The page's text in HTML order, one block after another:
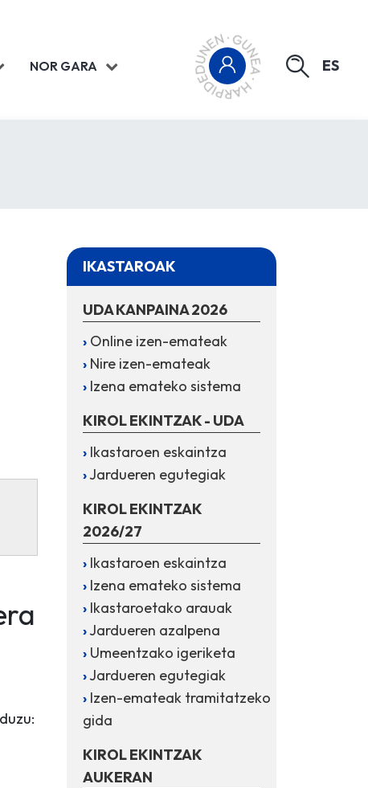
NOR GARA ES
IKASTAROAK
UDA KANPAINA 2026
Online izen-emateak
Nire izen-emateak
Izena emateko sistema
KIROL EKINTZAK - UDA
Ikastaroen eskaintza
Jardueren egutegiak
KIROL EKINTZAK
2026/27
Ikastaroen eskaintza
Izena emateko sistema
Ikastaroetako arauak
Jardueren azalpena
Umeentzako igeriketa
Jardueren egutegiak
Izen-emateak tramitatzeko
gida
KIROL EKINTZAK
AUKERAN